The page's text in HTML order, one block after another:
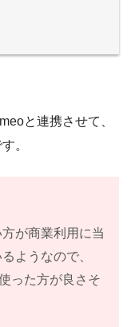
と連携させて、
。
が商業利用に当
ようなので、
った方が良さそ